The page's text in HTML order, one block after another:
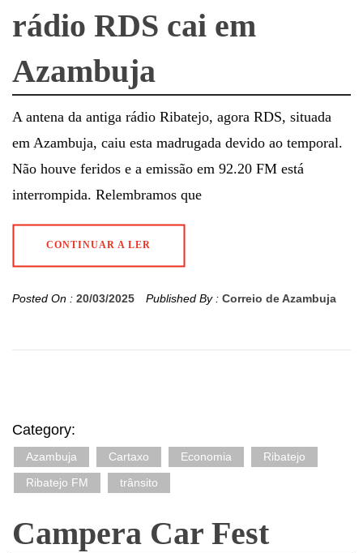
rádio RDS cai em
Azambuja
A antena da antiga rádio Ribatejo, agora RDS, situada
em Azambuja, caiu esta madrugada devido ao temporal.
Não houve feridos e a emissão em 92.20 FM está
interrompida. Relembramos que
CONTINUAR A LER
Posted On : 20/03/2025 Published By : Correio de Azambuja
Category:
Azambuja Cartaxo Economia
Ribatejo
Ribatejo FM
trânsito
Campera Car Fest